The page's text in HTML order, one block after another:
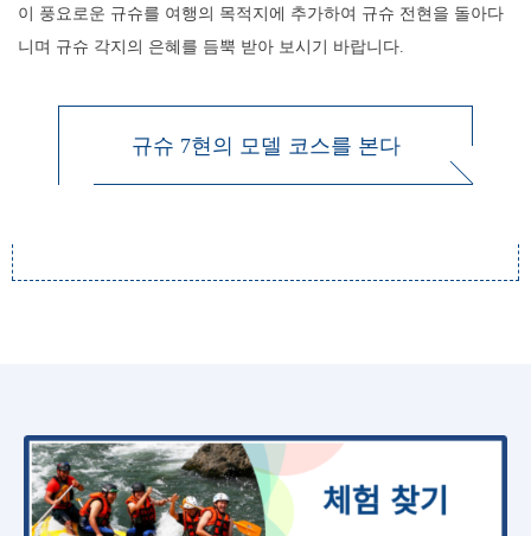
이 풍요로운 규슈를 여행의 목적지에 추가하여 규슈 전현을 돌아다
니며 규슈 각지의 은혜를 듬뿍 받아 보시기 바랍니다.
규슈 7현의 모델 코스를 본다